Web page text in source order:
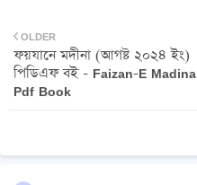
ter
OLDER
ফয়যানে মদীনা (আগষ্ট ২০২৪ ইং)
পিডিএফ বই - Faizan-E Madina
Pdf Book